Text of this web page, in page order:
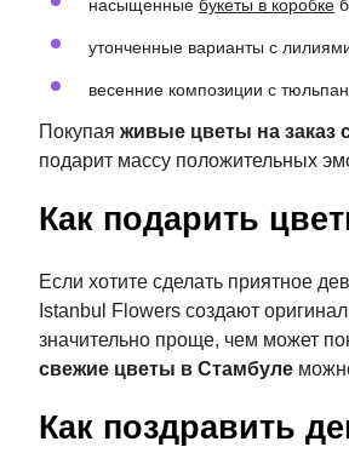
насыщенные букеты в коробке
утонченные варианты с
весенние композиции с
Покупая живые цветы на заказ
подарит массу положительных
Как подарить
Если хотите сделать приятное
Istanbul Flowers создают
значительно проще, чем может
свежие цветы в Стамбуле
Как поздравить